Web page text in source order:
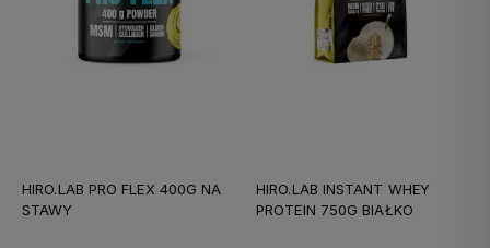
HIRO.LAB PRO FLEX 400G NA
STAWY
HIRO.LAB INSTANT WHEY
PROTEIN 750G BIAŁKO